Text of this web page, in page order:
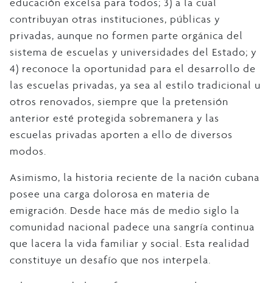
contribuyan otras instituciones, públicas y
privadas, aunque no formen parte orgánica del
sistema de escuelas y universidades del Estado; y
4) reconoce la oportunidad para el desarrollo de
las escuelas privadas, ya sea al estilo tradicional u
otros renovados, siempre que la pretensión
anterior esté protegida sobremanera y las
escuelas privadas aporten a ello de diversos
modos.
Asimismo, la historia reciente de la nación cubana
posee una carga dolorosa en materia de
emigración. Desde hace más de medio siglo la
comunidad nacional padece una sangría continua
que lacera la vida familiar y social. Esta realidad
constituye un desafío que nos interpela.